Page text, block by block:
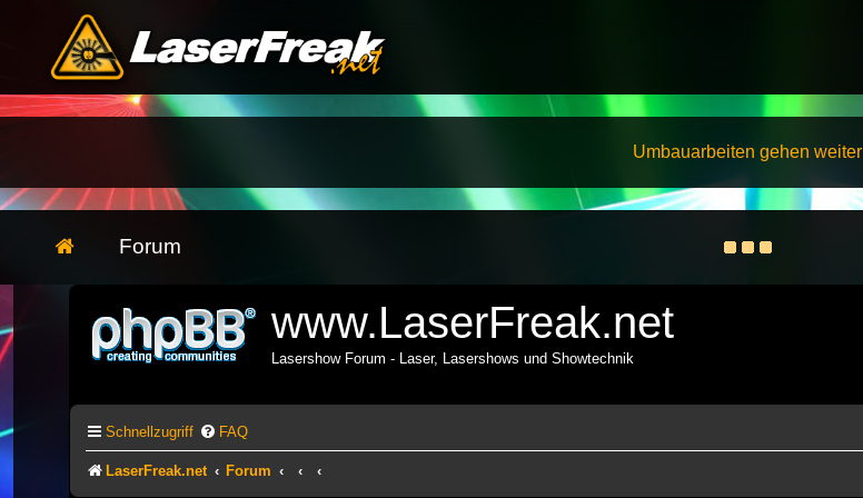
Umbauarbeiten gehen weiter
Forum
www.LaserFreak.net
Lasershow Forum - Laser, Lasershows und Showtechnik
Schnellzugriff FAQ
LaserFreak.net Forum